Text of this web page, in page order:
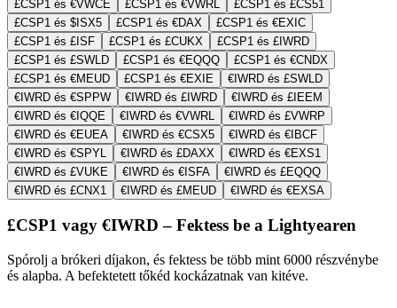
£CSP1 és €VWCE
£CSP1 és €VWRL
£CSP1 és £CS51
£CSP1 és $ISX5
£CSP1 és €DAX
£CSP1 és €EXIC
£CSP1 és £ISF
£CSP1 és £CUKX
£CSP1 és £IWRD
£CSP1 és £SWLD
£CSP1 és €EQQQ
£CSP1 és €CNDX
£CSP1 és €MEUD
£CSP1 és €EXIE
€IWRD és £SWLD
€IWRD és €SPPW
€IWRD és £IWRD
€IWRD és £IEEM
€IWRD és €IQQE
€IWRD és €VWRL
€IWRD és £VWRP
€IWRD és €EUEA
€IWRD és €CSX5
€IWRD és €IBCF
€IWRD és €SPYL
€IWRD és £DAXX
€IWRD és €EXS1
€IWRD és £VUKE
€IWRD és €ISFA
€IWRD és £EQQQ
€IWRD és £CNX1
€IWRD és £MEUD €IWRD és €EXSA
£CSP1 vagy €IWRD – Fektess be a Lightyearen
Spórolj a brókeri díjakon, és fektess be több mint 6000 részvénybe
és alapba. A befektetett tőkéd kockázatnak van kitéve.